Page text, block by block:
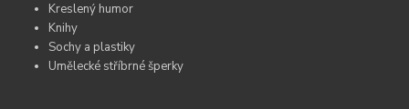
Kreslený humor
Knihy
Sochy a plastiky
Umělecké stříbrné šperky